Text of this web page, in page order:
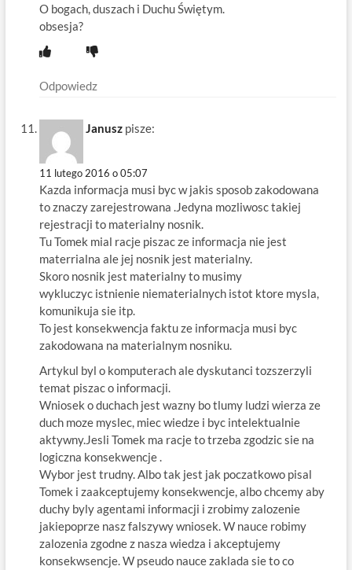
O bogach, duszach i Duchu Świętym.
obsesja?
Odpowiedz
Janusz pisze:
11 lutego 2016 o 05:07
Kazda informacja musi byc w jakis sposob zakodowana
to znaczy zarejestrowana .Jedyna mozliwosc takiej
rejestracji to materialny nosnik.
Tu Tomek mial racje piszac ze informacja nie jest
materrialna ale jej nosnik jest materialny.
Skoro nosnik jest materialny to musimy
wykluczyc istnienie niematerialnych istot ktore mysla,
komunikuja sie itp.
To jest konsekwencja faktu ze informacja musi byc
zakodowana na materialnym nosniku.
Artykul byl o komputerach ale dyskutanci tozszerzyli
temat piszac o informacji.
Wniosek o duchach jest wazny bo tlumy ludzi wierza ze
duch moze myslec, miec wiedze i byc intelektualnie
aktywny.Jesli Tomek ma racje to trzeba zgodzic sie na
logiczna konsekwencje .
Wybor jest trudny. Albo tak jest jak poczatkowo pisal
Tomek i zaakceptujemy konsekwencje, albo chcemy aby
duchy byly agentami informacji i zrobimy zalozenie
jakiepoprze nasz falszywy wniosek. W nauce robimy
zalozenia zgodne z nasza wiedza i akceptujemy
konsekwsencje. W pseudo nauce zaklada sie to co